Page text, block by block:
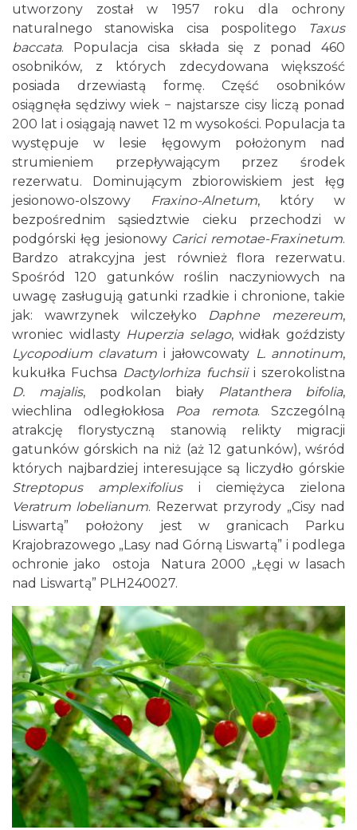
utworzony został w 1957 roku dla ochrony
naturalnego stanowiska cisa pospolitego
Taxus
baccata. Populacja cisa składa się z ponad 460
osobników, z których zdecydowana większość
posiada drzewiastą formę. Część osobników
osiągnęła sędziwy wiek − najstarsze cisy liczą ponad
200 lat i osiągają nawet 12 m wysokości. Populacja ta
występuje w lesie łęgowym położonym nad
strumieniem przepływającym przez środek
rezerwatu. Dominującym zbiorowiskiem jest łęg
jesionowo-olszowy
Fraxino-Alnetum, który w
bezpośrednim sąsiedztwie cieku przechodzi w
podgórski łęg jesionowy Carici remotae-Fraxinetum.
Bardzo atrakcyjna jest również flora rezerwatu.
Spośród 120 gatunków roślin naczyniowych na
uwagę zasługują gatunki rzadkie i chronione, takie
jak: wawrzynek wilczełyko Daphne mezereum,
wroniec widlasty Huperzia selago, widłak goździsty
Lycopodium clavatum i jałowcowaty L. annotinum,
kukułka Fuchsa Dactylorhiza fuchsii i szerokolistna
D. majalis, podkolan biały Platanthera bifolia,
wiechlina odległokłosa
Poa remota. Szczególną
atrakcję florystyczną stanowią relikty migracji
gatunków górskich na niż (aż 12 gatunków), wśród
których najbardziej interesujące są liczydło górskie
Streptopus amplexifolius i ciemiężyca zielona
Veratrum lobelianum. Rezerwat przyrody „Cisy nad
Liswartą” położony jest w granicach Parku
Krajobrazowego „Lasy nad Górną Liswartą” i podlega
ochronie jako ostoja Natura 2000 „Łęgi w lasach
nad Liswartą” PLH240027.